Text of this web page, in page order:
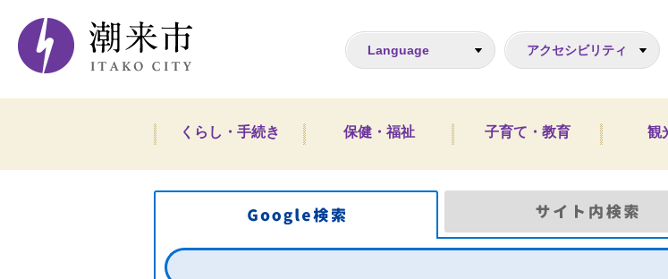
潮来市ホームページ
Language アクセシビリティ
くらし・手続き 保健・福祉 子育て・教育 観
Google検索